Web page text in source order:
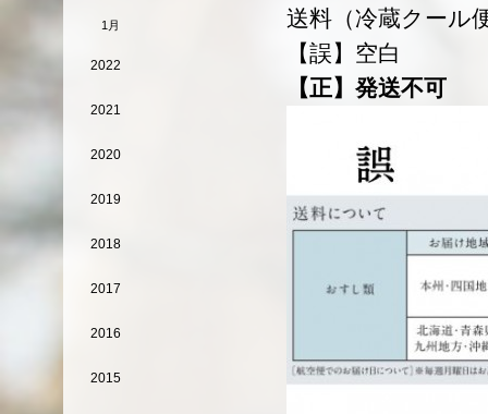
送料（冷蔵クール
【誤】空白
【正】発送不可
1月
2022
2021
2020
2019
2018
2017
2016
2015